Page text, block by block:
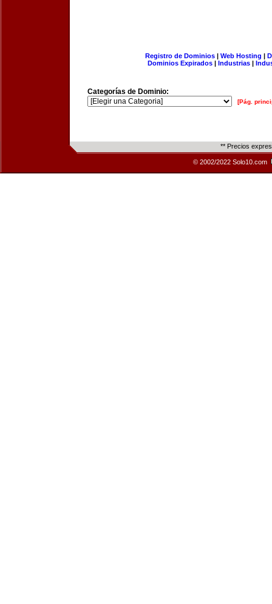
Registro de Dominios| Web Hosting |
Dominios Expirados | Industrias |
Categorías de Dominio:
[Pág.
** Precios
© 2002/2022 Solo10.com